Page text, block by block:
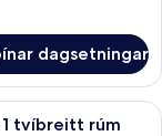
dagsetningar
með tvíbreiðu
tvíbreitt rúm